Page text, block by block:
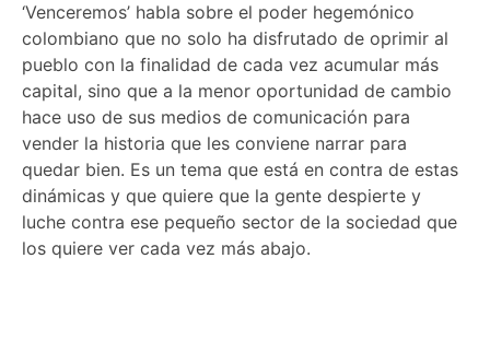
‘Venceremos’ habla sobre el poder hegemónico
colombiano que no solo ha disfrutado de oprimir al
pueblo con la finalidad de cada vez acumular más
capital, sino que a la menor oportunidad de cambio
hace uso de sus medios de comunicación para
vender la historia que les conviene narrar para
quedar bien. Es un tema que está en contra de estas
dinámicas y que quiere que la gente despierte y
luche contra ese pequeño sector de la sociedad que
los quiere ver cada vez más abajo.